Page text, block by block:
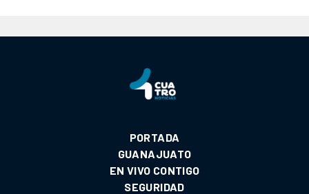
PORTADA
GUANAJUATO
EN VIVO CONTIGO
SEGURIDAD